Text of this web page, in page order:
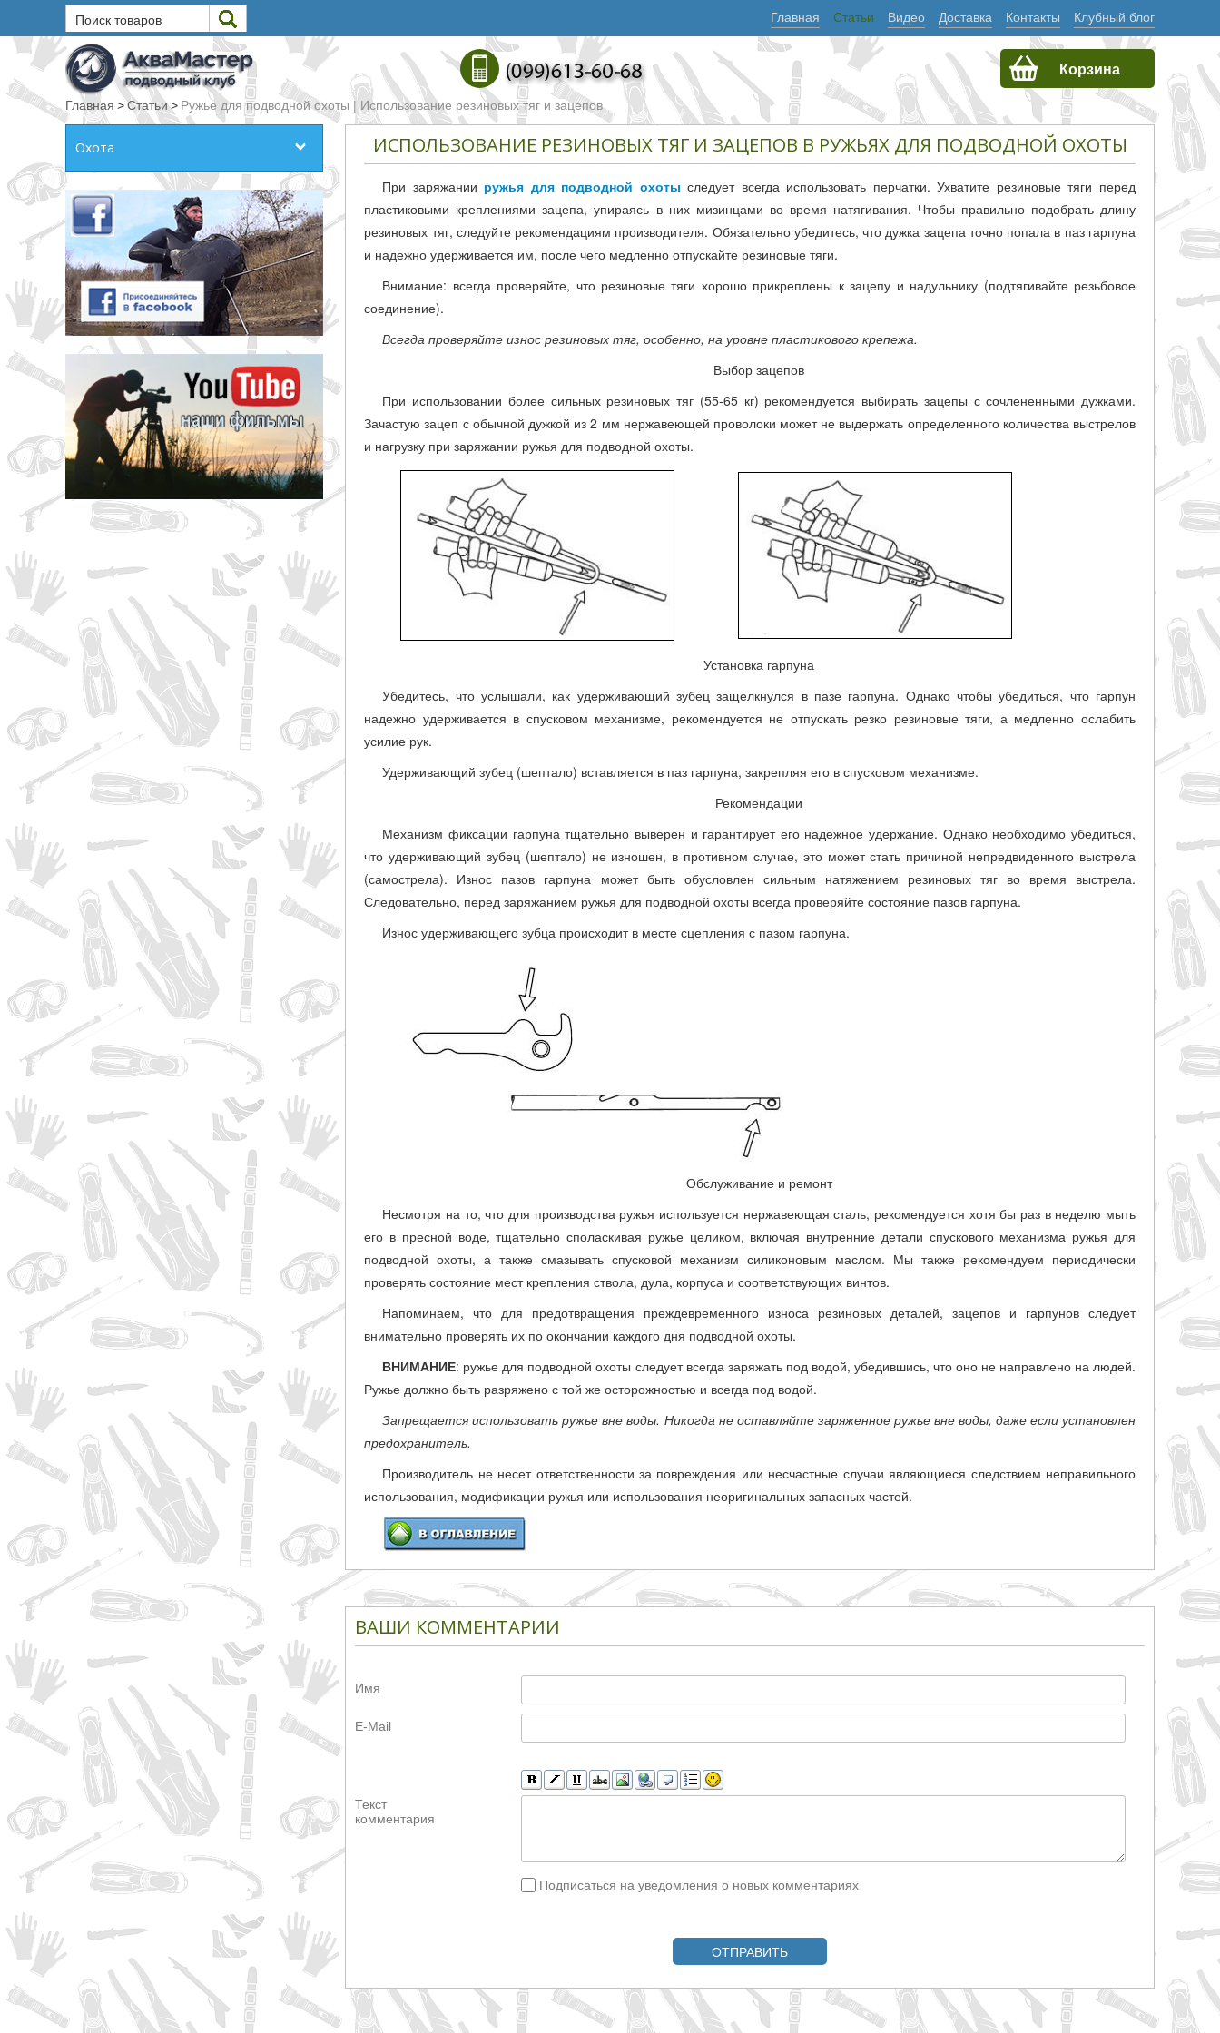
Главная Статьи Видео Доставка Контакты Клубный блог
Поиск товаров
Текст
Все слова
Точное совпадение
Категории
Производитель
_JSHOP_SEARCH_COINS
до
грн
Корзина
Главная >Статьи> Ружье для подводной охоты | Использование резиновых тяг и зацепов
Охота ИСПОЛЬЗОВАНИЕ РЕЗИНОВЫХ ТЯГ И ЗАЦЕПОВ В РУЖЬЯХ ДЛЯ ПОДВОДНОЙ ОХОТЫ
При заряжании ружья для подводной охоты следует всегда использовать перчатки. Ухватите резиновые тяги перед
пластиковыми креплениями зацепа, упираясь в них мизинцами во время натягивания. Чтобы правильно подобрать длину
резиновых тяг, следуйте рекомендациям производителя. Обязательно убедитесь, что дужка зацепа точно попала в паз гарпуна
и надежно удерживается им, после чего медленно отпускайте резиновые тяги.
Внимание: всегда проверяйте, что резиновые тяги хорошо прикреплены к зацепу и надульнику (подтягивайте резьбовое
соединение).
Всегда проверяйте износ резиновых тяг, особенно, на уровне пластикового крепежа.
Выбор зацепов
При использовании более сильных резиновых тяг (55-65 кг) рекомендуется выбирать зацепы с сочлененными дужками.
Зачастую зацеп с обычной дужкой из 2 мм нержавеющей проволоки может не выдержать определенного количества выстрелов
и нагрузку при заряжании ружья для подводной охоты.
Установка гарпуна
Убедитесь, что услышали, как удерживающий зубец защелкнулся в пазе гарпуна. Однако чтобы убедиться, что гарпун
надежно удерживается в спусковом механизме, рекомендуется не отпускать резко резиновые тяги, а медленно ослабить
усилие рук.
Удерживающий зубец (шептало) вставляется в паз гарпуна, закрепляя его в спусковом механизме.
Рекомендации
Механизм фиксации гарпуна тщательно выверен и гарантирует его надежное удержание. Однако необходимо убедиться,
что удерживающий зубец (шептало) не изношен, в противном случае, это может стать причиной непредвиденного выстрела
(самострела). Износ пазов гарпуна может быть обусловлен сильным натяжением резиновых тяг во время выстрела.
Следовательно, перед заряжанием ружья для подводной охоты всегда проверяйте состояние пазов гарпуна.
Износ удерживающего зубца происходит в месте сцепления с пазом гарпуна.
Обслуживание и ремонт
Несмотря на то, что для производства ружья используется нержавеющая сталь, рекомендуется хотя бы раз в неделю мыть
его в пресной воде, тщательно споласкивая ружье целиком, включая внутренние детали спускового механизма ружья для
подводной охоты, а также смазывать спусковой механизм силиконовым маслом. Мы также рекомендуем периодически
проверять состояние мест крепления ствола, дула, корпуса и соответствующих винтов.
Напоминаем, что для предотвращения преждевременного износа резиновых деталей, зацепов и гарпунов следует
внимательно проверять их по окончании каждого дня подводной охоты.
ВНИМАНИЕ: ружье для подводной охоты следует всегда заряжать под водой, убедившись, что оно не направлено на людей.
Ружье должно быть разряжено с той же осторожностью и всегда под водой.
Запрещается использовать ружье вне воды. Никогда не оставляйте заряженное ружье вне воды, даже если установлен
предохранитель.
Производитель не несет ответственности за повреждения или несчастные случаи являющиеся следствием неправильного
использования, модификации ружья или использования неоригинальных запасных частей.
ВАШИ КОММЕНТАРИИ
Имя
E-Mail
Текст
комментария
Подписаться на уведомления о новых комментариях
ОТПРАВИТЬ